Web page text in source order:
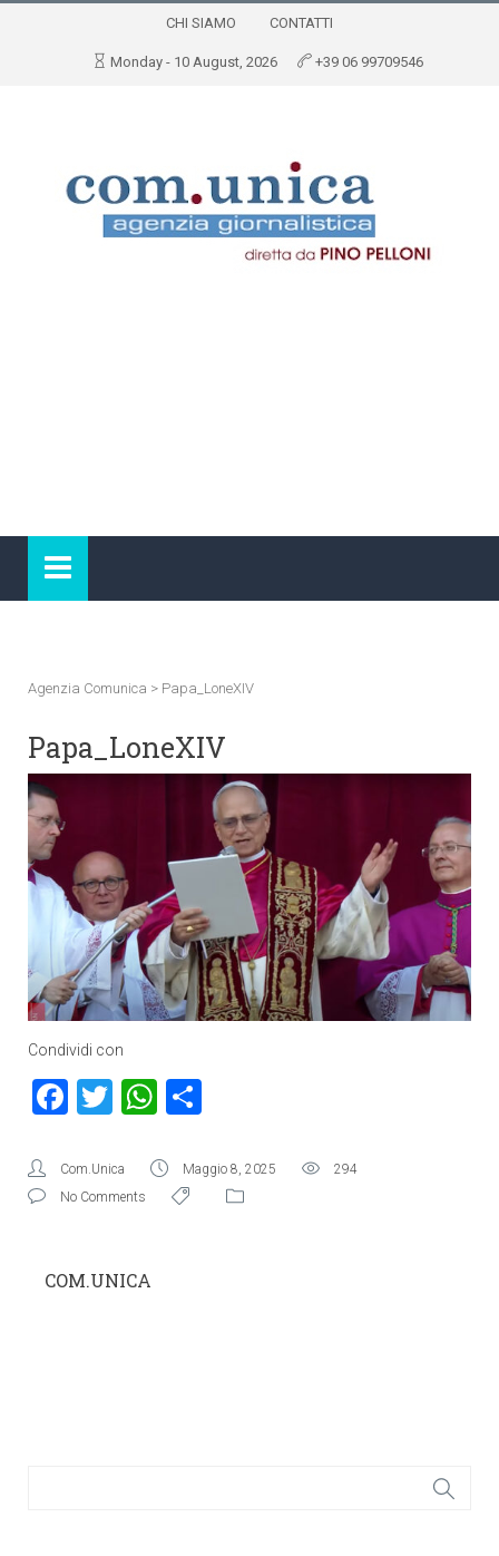
CHI SIAMO CONTATTI
Monday - 10 August, 2026 +39 06 99709546
Agenzia Comunica > Papa_LoneXIV
Papa_LoneXIV
Condividi con
Facebook
TwitterWhatsApp
Com.Unica Maggio 8, 2025
294
No Comments
COM.UNICA